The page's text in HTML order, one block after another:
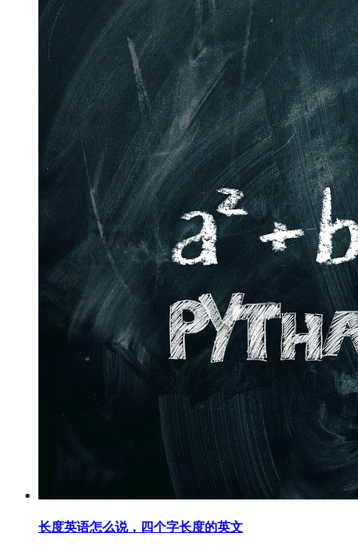
长度英语怎么说，四个字长度的英文